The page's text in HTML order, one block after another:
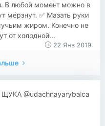
В любой момент можно в
мёрзнут. ✅ Мазать руки
жиром. Конечно не
от холодной...
22 Янв 2019
@udachnayarybalca